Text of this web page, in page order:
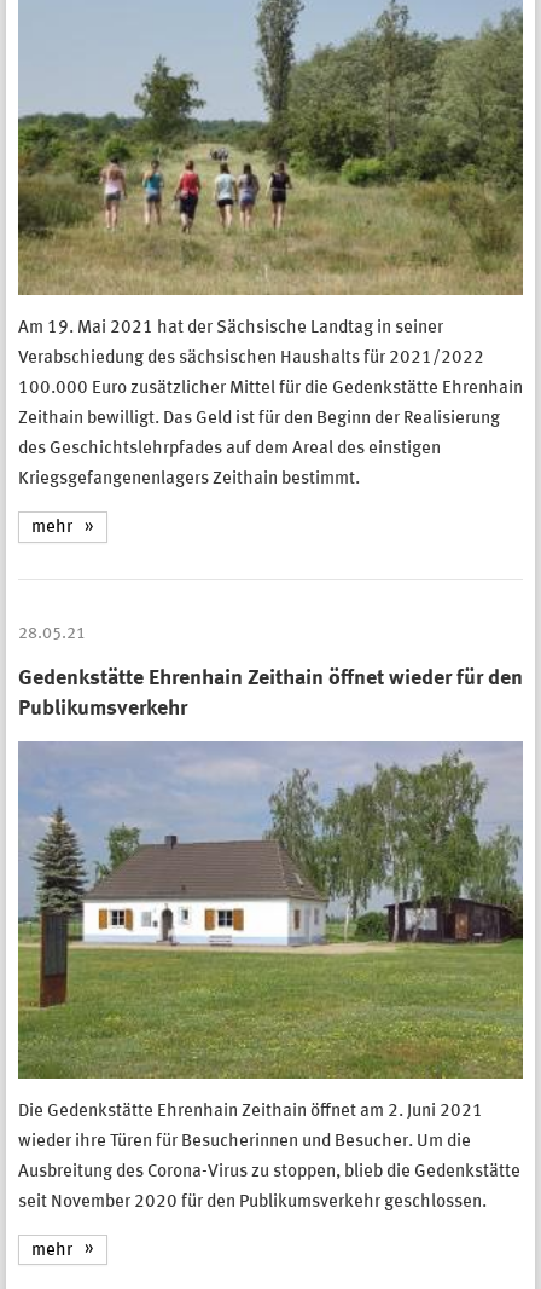
Am 19. Mai 2021 hat der Sächsische Landtag in seiner
Verabschiedung des sächsischen Haushalts für 2021/2022
100.000 Euro zusätzlicher Mittel für die Gedenkstätte Ehrenhain
Zeithain bewilligt. Das Geld ist für den Beginn der Realisierung
des Geschichtslehrpfades auf dem Areal des einstigen
Kriegsgefangenenlagers Zeithain bestimmt.
mehr
28.05.21
Gedenkstätte Ehrenhain Zeithain öffnet wieder für den
Publikumsverkehr
Die Gedenkstätte Ehrenhain Zeithain öffnet am 2. Juni 2021
wieder ihre Türen für Besucherinnen und Besucher. Um die
Ausbreitung des Corona-Virus zu stoppen, blieb die Gedenkstätte
seit November 2020 für den Publikumsverkehr geschlossen.
mehr